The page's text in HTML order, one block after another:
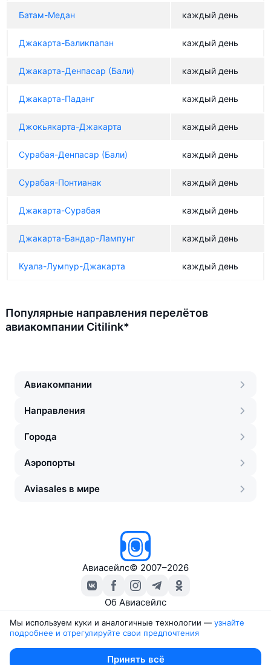
Батам-Медан каждый день
Джакарта-Баликпапан каждый день
Джакарта-Денпасар (Бали) каждый день
Джакарта-Паданг каждый день
Джокьякарта-Джакарта каждый день
Сурабая-Денпасар (Бали) каждый день
Сурабая-Понтианак каждый день
Джакарта-Сурабая каждый день
Джакарта-Бандар-Лампунг каждый день
Куала-Лумпур-Джакарта каждый день
Популярные направления перелётов
авиакомпании Citilink*
Авиакомпании
Направления
Города
Аэропорты
Aviasales в мире
Авиасейлс© 2007–2026
Об Авиасейлс
Пресс‑центр
Travelpayouts
Партнёрская программа
Юридические документы
подробнее и отрегулируйте свои предпочтения
Принять всё